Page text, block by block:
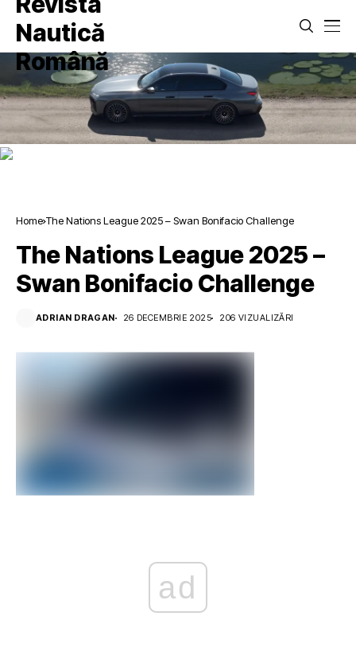
Home The Nations League 2025 – Swan Bonifacio Challenge
The Nations League 2025 –
Swan Bonifacio Challenge
ADRIAN DRAGAN 26 DECEMBRIE 2025 206 VIZUALIZĂRI
ad